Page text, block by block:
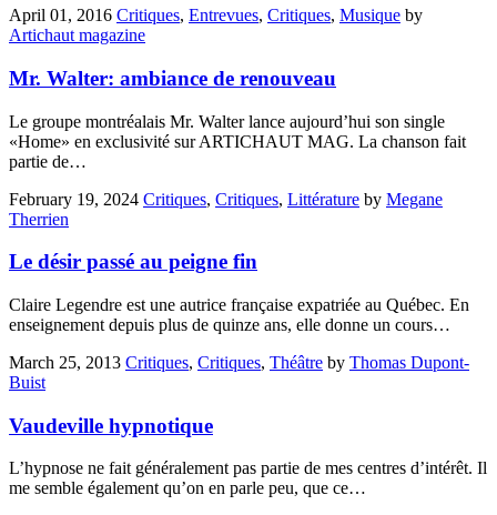
April 01, 2016 Critiques, Entrevues, Critiques, Musique by
Artichaut magazine
Mr. Walter: ambiance de renouveau
Le groupe montréalais Mr. Walter lance aujourd’hui son single
«Home» en exclusivité sur ARTICHAUT MAG. La chanson fait
partie de…
February 19, 2024 Critiques, Critiques, Littérature by Megane
Therrien
Le désir passé au peigne fin
Claire Legendre est une autrice française expatriée au Québec. En
enseignement depuis plus de quinze ans, elle donne un cours…
March 25, 2013 Critiques, Critiques, Théâtre by Thomas Dupont-
Buist
Vaudeville hypnotique
L’hypnose ne fait généralement pas partie de mes centres d’intérêt. Il
me semble également qu’on en parle peu, que ce…